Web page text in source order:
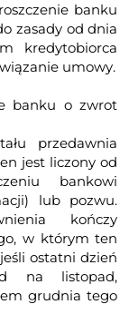
banku
zasady od dnia
kredytobiorca
umowy.
banku o zwrot
przedawnia
jest liczony od
bankowi
lub pozwu.
kończy
w którym ten
ostatni dzień
na listopad,
grudnia tego